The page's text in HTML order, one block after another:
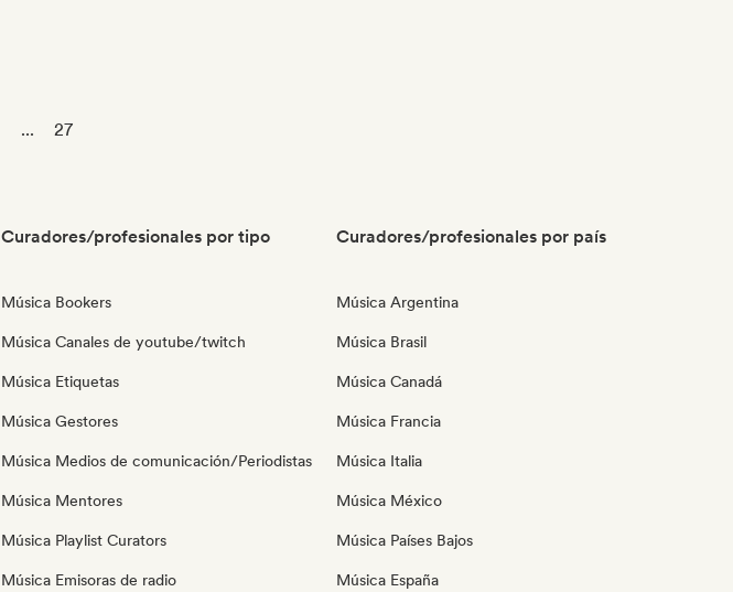
... 27
Curadores/profesionales por tipo
Música Bookers
Música Canales de youtube/twitch
Música Etiquetas
Música Gestores
Música Medios de comunicación/Periodistas
Música Mentores
Música Playlist Curators
Música Emisoras de radio
Curadores/profesionales por país
Música Argentina
Música Brasil
Música Canadá
Música Francia
Música Italia
Música México
Música Países Bajos
Música España